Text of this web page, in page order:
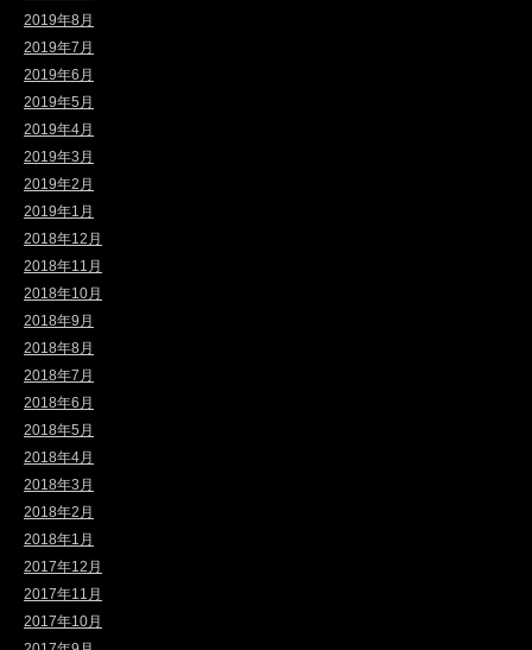
2019年8月
2019年7月
2019年6月
2019年5月
2019年4月
2019年3月
2019年2月
2019年1月
2018年12月
2018年11月
2018年10月
2018年9月
2018年8月
2018年7月
2018年6月
2018年5月
2018年4月
2018年3月
2018年2月
2018年1月
2017年12月
2017年11月
2017年10月